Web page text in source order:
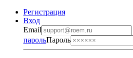
Регистрация
Вход
Email
парольПароль